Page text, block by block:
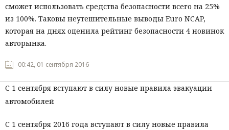
сможет использовать средства безопасности всего на 25%
из 100%. Таковы неутешительные выводы Euro NCAP,
которая на днях оценила рейтинг безопасности 4 новинок
авторынка.
00:42, 01 сентября 2016
С 1 сентября вступают в силу новые правила эвакуации
автомобилей
С 1 сентября 2016 года вступают в силу новые правила